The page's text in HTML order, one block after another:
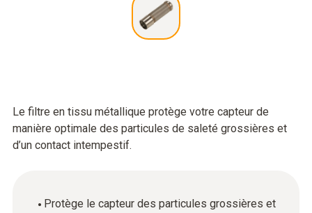
Le filtre en tissu métallique protège votre capteur de
manière optimale des particules de saleté grossières et
d’un contact intempestif.
Protège le capteur des particules grossières et